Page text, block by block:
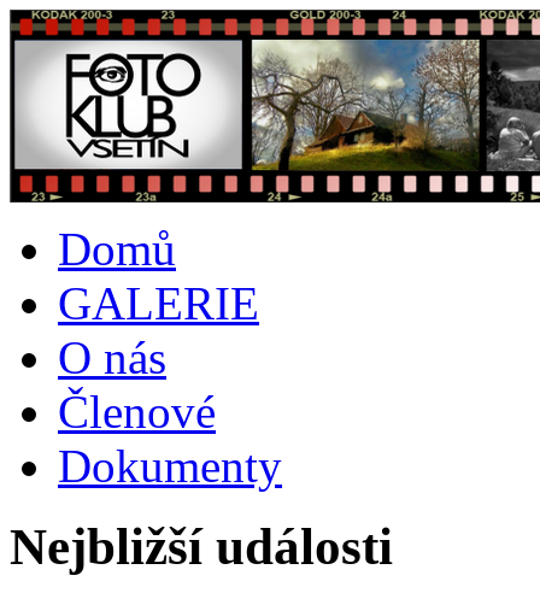
Domů
GALERIE
O nás
Členové
Dokumenty
Nejbližší události